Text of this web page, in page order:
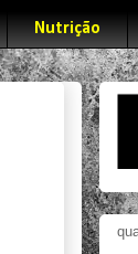
Nutrição